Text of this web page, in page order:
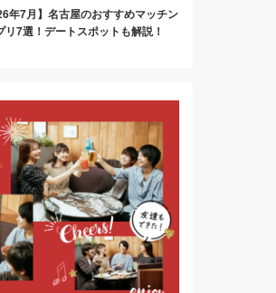
年7月】名古屋のおすすめマッチン
リ7選！デートスポットも解説！